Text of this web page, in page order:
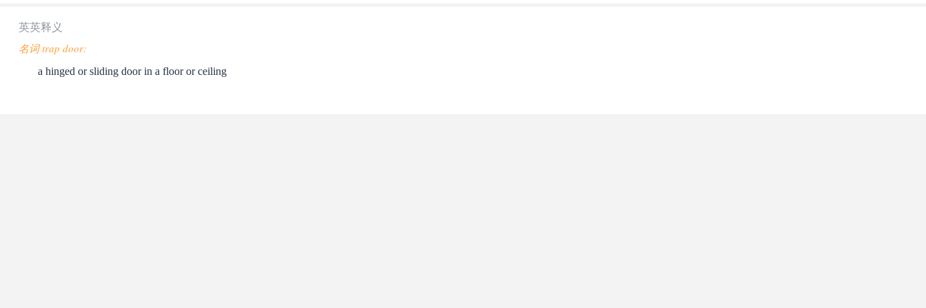
英英释义
名词 trap door:
a hinged or sliding door in a floor or ceiling